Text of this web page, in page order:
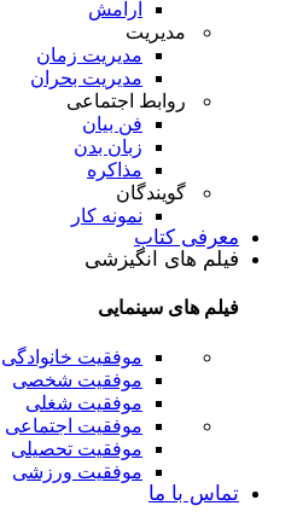
آرامش
مدیریت
مدیریت زمان
مدیریت بحران
روابط اجتماعی
فن بیان
زبان بدن
مذاکره
گویندگان
نمونه کار
معرفی کتاب
فیلم های انگیزشی
فیلم های سینمایی
موفقیت خانوادگی
موفقیت شخصی
موفقیت شغلی
موفقیت اجتماعی
موفقیت تحصیلی
موفقیت ورزشی
تماس با ما